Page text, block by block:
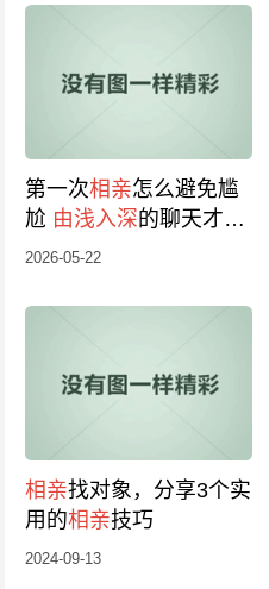
第一次相亲怎么避免尴
尬 由浅入深的聊天才最
舒适
2026-05-22
相亲找对象，分享3个实
用的相亲技巧
2024-09-13